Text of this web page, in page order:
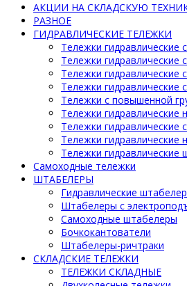
АКЦИИ НА СКЛАДСКУЮ
РАЗНОЕ
ГИДРАВЛИЧЕСКИЕ ТЕЛЕЖКИ
Тележки гидравлические
Тележки гидравлические
Тележки гидравлические
Тележки гидравлические
Тележки с повышенной
Тележки гидравлические
Тележки гидравлические
Тележки гидравлические
Тележки гидравлические
Самоходные тележки
ШТАБЕЛЕРЫ
Гидравлические
Штабелеры с
Самоходные штабелеры
Бочкокантователи
Штабелеры-ричтраки
СКЛАДСКИЕ ТЕЛЕЖКИ
ТЕЛЕЖКИ СКЛАДНЫЕ